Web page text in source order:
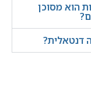
הוא מסוכן
דנטאלית?